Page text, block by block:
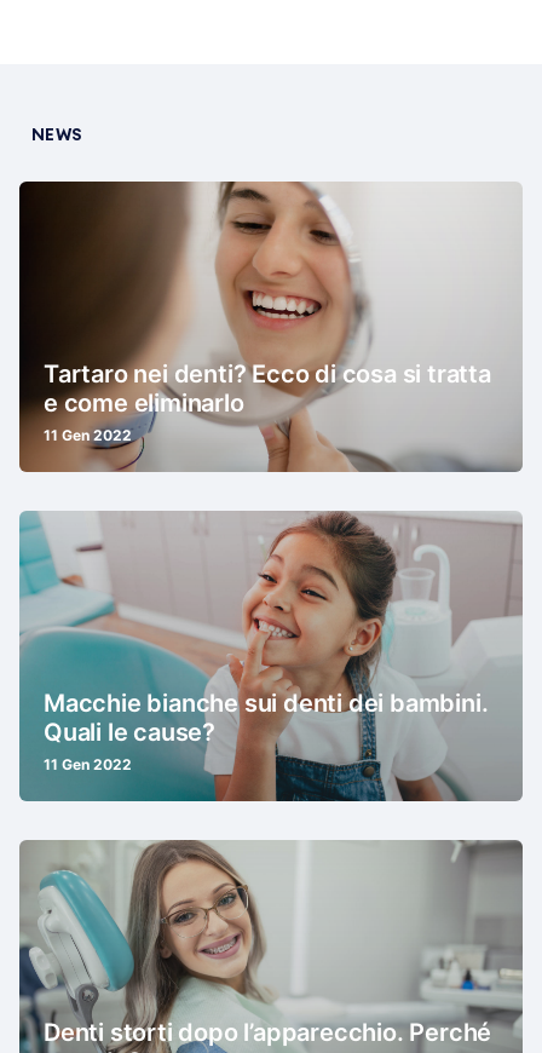
NEWS
Tartaro nei denti? Ecco di cosa si tratta
e come eliminarlo
11 Gen 2022
Macchie bianche sui denti dei bambini.
Quali le cause?
11 Gen 2022
Denti storti dopo l’apparecchio. Perché